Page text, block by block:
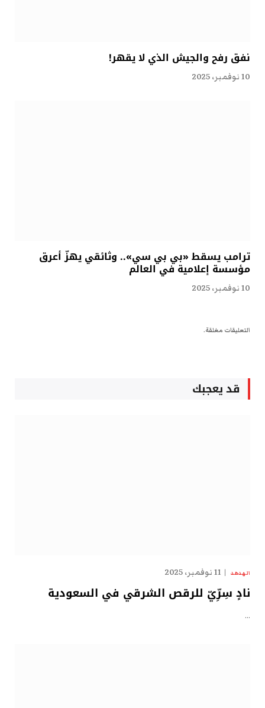
نفق رفح والجيش الذي لا يقهر!
10 نوفمبر، 2025
ترامب يسقط «بي بي سي».. وثائقي يهزّ أعرق
مؤسسة إعلامية في العالم
10 نوفمبر، 2025
التعليقات مغلقة.
قد يعجبك
الهدهد 11 نوفمبر، 2025
نادٍ سِرِّيّ للرقص الشرقي في السعودية
…